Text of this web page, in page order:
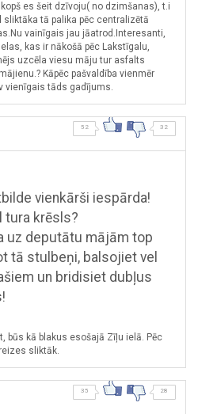
es šeit dzīvoju( no dzimšanas), t.i
sliktāka tā palika pēc centralizētā
vainīgais jau jāatrod.Interesanti,
kas ir nākošā pēc Lakstīgalu,
uzcēla viesu māju tur asfalts
Kāpēc pašvaldība vienmēr
vienīgais tāds gadījums.
52 32
vienkārši iespārda!
tura krēsls?
uz deputātu mājām top
tā stulbeņi, balsojiet vel
un bridisiet dubļus
būs kā blakus esošajā Zīļu ielā. Pēc
sliktāk.
35 28